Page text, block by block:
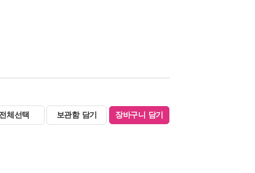
전체선택 보관함 담기 장바구니 담기